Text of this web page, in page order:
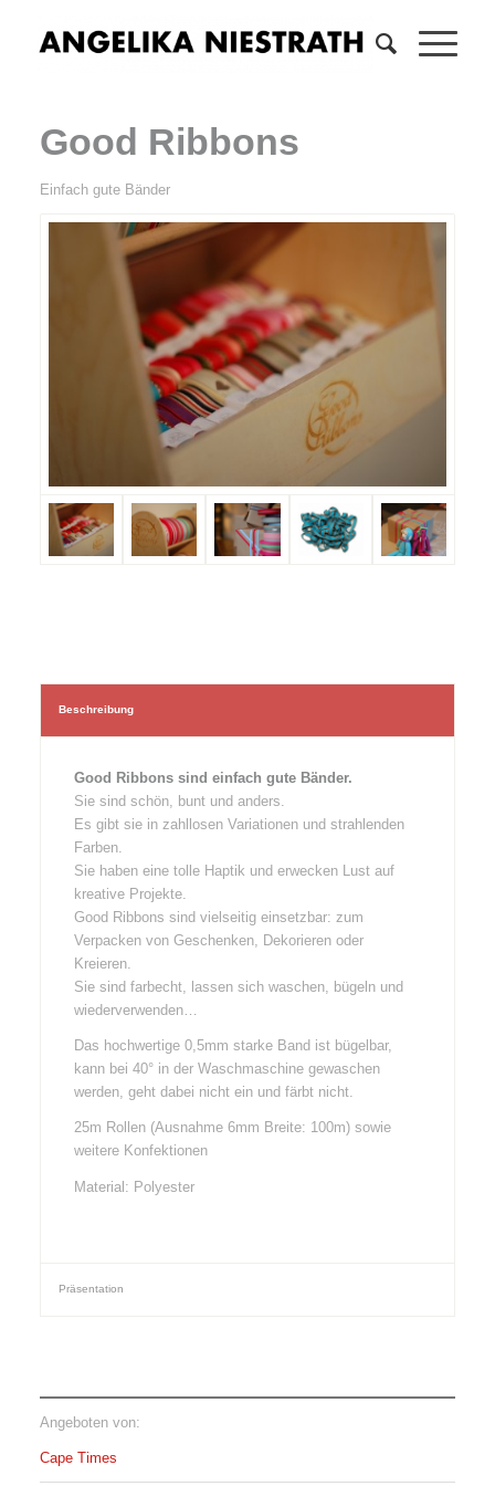
Good Ribbons
Einfach gute Bänder
Beschreibung
Good Ribbons sind einfach gute Bänder.
Sie sind schön, bunt und anders.
Es gibt sie in zahllosen Variationen und strahlenden
Farben.
Sie haben eine tolle Haptik und erwecken Lust auf
kreative Projekte.
Good Ribbons sind vielseitig einsetzbar: zum
Verpacken von Geschenken, Dekorieren oder
Kreieren.
Sie sind farbecht, lassen sich waschen, bügeln und
wiederverwenden…
Das hochwertige 0,5mm starke Band ist bügelbar,
kann bei 40° in der Waschmaschine gewaschen
werden, geht dabei nicht ein und färbt nicht.
25m Rollen (Ausnahme 6mm Breite: 100m) sowie
weitere Konfektionen
Material: Polyester
Präsentation
Angeboten von:
Cape Times